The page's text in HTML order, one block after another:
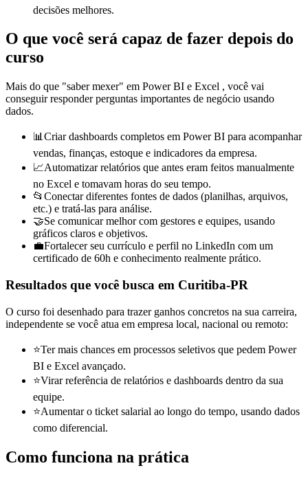
decisões melhores.
O que você será capaz de fazer depois do
curso
Mais do que "saber mexer" em Power BI e Excel , você vai
conseguir responder perguntas importantes de negócio usando
dados.
📊 Criar dashboards completos em Power BI para acompanhar
vendas, finanças, estoque e indicadores da empresa.
📈Automatizar relatórios que antes eram feitos manualmente
no Excel e tomavam horas do seu tempo.
📂 Conectar diferentes fontes de dados (planilhas, arquivos,
etc.) e tratá-las para análise.
🤝Se comunicar melhor com gestores e equipes, usando
gráficos claros e objetivos.
💼Fortalecer seu currículo e perfil no LinkedIn com um
certificado de 60h e conhecimento realmente prático.
Resultados que você busca em Curitiba-PR
O curso foi desenhado para trazer ganhos concretos na sua carreira,
independente se você atua em empresa local, nacional ou remoto:
⭐Ter mais chances em processos seletivos que pedem Power
BI e Excel avançado.
⭐Virar referência de relatórios e dashboards dentro da sua
equipe.
⭐Aumentar o ticket salarial ao longo do tempo, usando dados
como diferencial.
Como funciona na prática